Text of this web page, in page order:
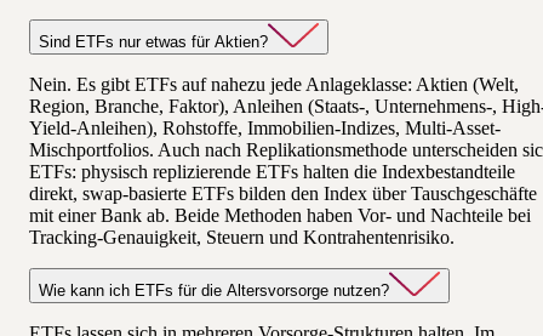
Sind ETFs nur etwas für Aktien?
Nein. Es gibt ETFs auf nahezu jede Anlageklasse: Aktien (Welt,
Region, Branche, Faktor), Anleihen (Staats-, Unternehmens-,
Yield-Anleihen), Rohstoffe, Immobilien-Indizes, Multi-Asset-
Mischportfolios. Auch nach Replikationsmethode unterscheiden
ETFs: physisch replizierende ETFs halten die Indexbestandteile
direkt, swap-basierte ETFs bilden den Index über Tauschgeschäfte
mit einer Bank ab. Beide Methoden haben Vor- und Nachteile bei
Tracking-Genauigkeit, Steuern und Kontrahentenrisiko.
Wie kann ich ETFs für die Altersvorsorge nutzen?